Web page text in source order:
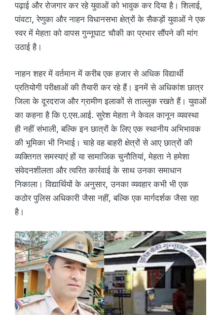
पढ़ाई और रोजगार कर रहे युवाओं को भावुक कर दिया है। शिलाई,
पांवटा, रेणुका और नाहन विधानसभा क्षेत्रों के सैकड़ों युवाओं ने एक
स्वर में मेहता को वापस गुन्नूघाट चौकी का प्रभार सौंपने की मांग
उठाई है।
नाहन शहर में वर्तमान में करीब एक हजार से अधिक विद्यार्थी
प्रतियोगी परीक्षाओं की तैयारी कर रहे हैं। इनमें से अधिकांश छात्र
जिला के दूरदराज और ग्रामीण इलाकों से ताल्लुक रखते हैं। युवाओं
का कहना है कि ए.एस.आई. सुरेश मेहता ने केवल कानून व्यवस्था
ही नहीं संभाली, बल्कि इन छात्रों के लिए एक स्थानीय अभिभावक
की भूमिका भी निभाई। चाहे वह बाहरी क्षेत्रों से आए छात्रों की
व्यक्तिगत समस्याएं हों या सामाजिक चुनौतियां, मेहता ने हमेशा
संवेदनशीलता और त्वरित कार्रवाई के साथ उनका समाधान
निकाला। विद्यार्थियों के अनुसार, उनका व्यवहार कभी भी एक
कठोर पुलिस अधिकारी जैसा नहीं, बल्कि एक मार्गदर्शक जैसा रहा
है।